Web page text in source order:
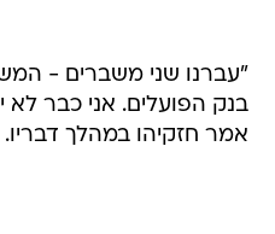
"עברנו שני משברים -
בנק הפועלים. אני כבר לא
אמר חזקיהו במהלך דבריו.